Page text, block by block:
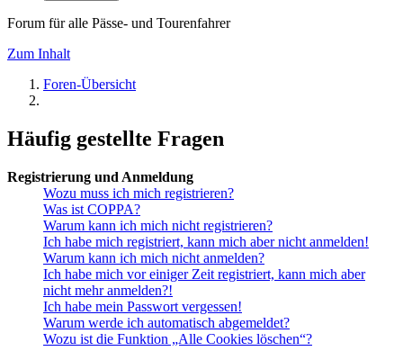
Forum für alle Pässe- und Tourenfahrer
Zum Inhalt
Foren-Übersicht
Häufig gestellte Fragen
Registrierung und Anmeldung
Wozu muss ich mich registrieren?
Was ist COPPA?
Warum kann ich mich nicht registrieren?
Ich habe mich registriert, kann mich aber nicht anmelden!
Warum kann ich mich nicht anmelden?
Ich habe mich vor einiger Zeit registriert, kann mich aber
nicht mehr anmelden?!
Ich habe mein Passwort vergessen!
Warum werde ich automatisch abgemeldet?
Wozu ist die Funktion „Alle Cookies löschen“?